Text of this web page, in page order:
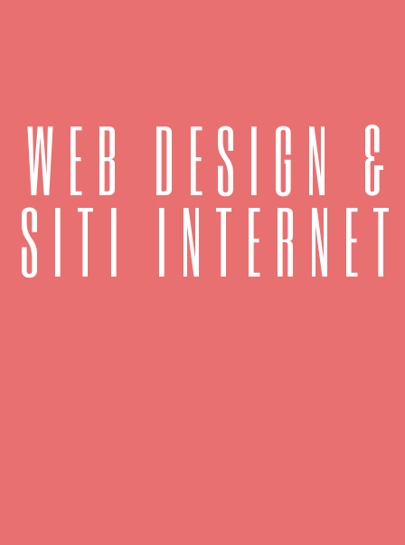
WEB DESIGN &
SITI INTERNET